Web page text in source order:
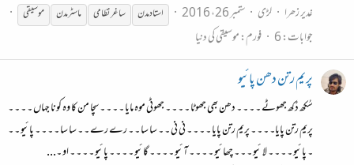
غدیر زھرا
لڑی ستمبر 26، 2016 استاد مدن ساغر نظامی ماسٹر مدن موسیقی
جوابات: 6 فورم:موسیقی کی دنیا
پریم رتن دھن پائیو
سُکھ دُکھ جھوٹے ۔ ۔ ۔ ۔ دھن بھی جھوٹا ۔ ۔ ۔ ۔ جھوٹی موہ مایا ۔ ۔ ۔ ۔ سچا من کا وہ کونا جہاں ۔ ۔ ۔ ۔
پریم رتن پایا۔ ۔ ۔ ۔ پریم رتن پایا ۔ ۔ ۔ ۔ نی نی ۔ ۔ سا سا ۔ ۔ رے رے ۔ ۔ سا سا ۔ ۔ ۔ ۔ پائیو ۔ ۔
۔ پائیو ۔ ۔ ۔ ۔ لا ئیو ۔ ۔ ۔ چھائیو ۔ ۔ ۔ ۔ آئیو ۔ ۔ ۔ ۔ گائیو ۔ ۔ ۔ ۔ پائیو ۔ ۔ ۔ ۔ او ۔...